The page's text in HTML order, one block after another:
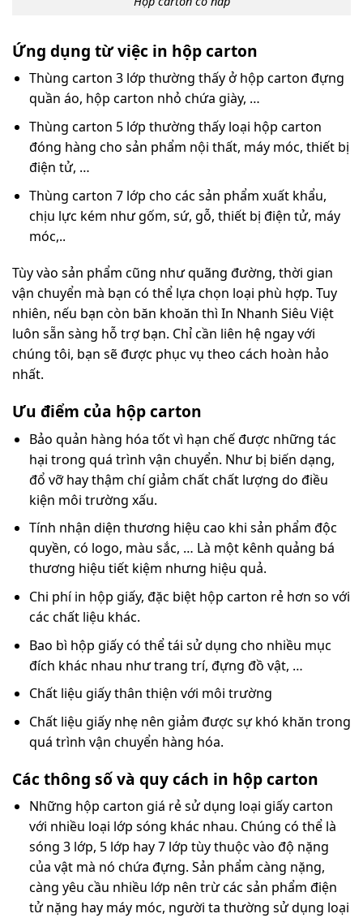
Ứng dụng từ việc in hộp carton
Thùng carton 3 lớp thường thấy ở hộp carton đựng
quần áo, hộp carton nhỏ chứa giày, …
Thùng carton 5 lớp thường thấy loại hộp carton
đóng hàng cho sản phẩm nội thất, máy móc, thiết bị
điện tử, …
Thùng carton 7 lớp cho các sản phẩm xuất khẩu,
chịu lực kém như gốm, sứ, gỗ, thiết bị điện tử, máy
móc,..
Tùy vào sản phẩm cũng như quãng đường, thời gian
vận chuyển mà bạn có thể lựa chọn loại phù hợp. Tuy
nhiên, nếu bạn còn băn khoăn thì In Nhanh Siêu Việt
luôn sẵn sàng hỗ trợ bạn. Chỉ cần liên hệ ngay với
chúng tôi, bạn sẽ được phục vụ theo cách hoàn hảo
nhất.
Ưu điểm của hộp carton
Bảo quản hàng hóa tốt vì hạn chế được những tác
hại trong quá trình vận chuyển. Như bị biến dạng,
đổ vỡ hay thậm chí giảm chất chất lượng do điều
kiện môi trường xấu.
Tính nhận diện thương hiệu cao khi sản phẩm độc
quyền, có logo, màu sắc, … Là một kênh quảng bá
thương hiệu tiết kiệm nhưng hiệu quả.
Chi phí in hộp giấy, đặc biệt hộp carton rẻ hơn so với
các chất liệu khác.
Bao bì hộp giấy có thể tái sử dụng cho nhiều mục
đích khác nhau như trang trí, đựng đồ vật, …
Chất liệu giấy thân thiện với môi trường
Chất liệu giấy nhẹ nên giảm được sự khó khăn trong
quá trình vận chuyển hàng hóa.
Các thông số và quy cách in hộp carton
Những hộp carton giá rẻ sử dụng loại giấy carton
với nhiều loại lớp sóng khác nhau. Chúng có thể là
sóng 3 lớp, 5 lớp hay 7 lớp tùy thuộc vào độ nặng
của vật mà nó chứa đựng. Sản phẩm càng nặng,
càng yêu cầu nhiều lớp nên trừ các sản phẩm điện
tử nặng hay máy móc, người ta thường sử dụng loại